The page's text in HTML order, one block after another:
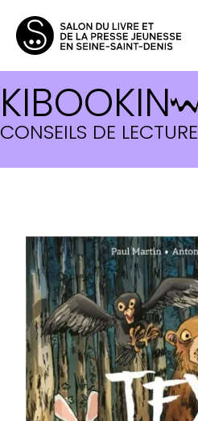
KIBOOKIN
CONSEILS DE LECTURE